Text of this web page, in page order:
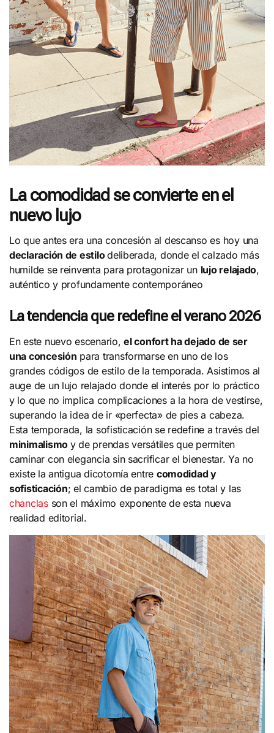
La comodidad se convierte en el
nuevo lujo
Lo que antes era una concesión al descanso es hoy una
declaración de estilodeliberada, donde el calzado más
humilde se reinventa para protagonizar un lujo relajado,
auténtico y profundamente contemporáneo
La tendencia que redefine el verano 2026
En este nuevo escenario,el confort ha dejado de ser
una concesión para transformarse en uno de los
grandes códigos de estilo de la temporada. Asistimos al
auge de un lujo relajado donde el interés por lo práctico
y lo que no implica complicaciones a la hora de vestirse,
superando la idea de ir «perfecta» de pies a cabeza.
Esta temporada, la sofisticación se redefine a través del
minimalismo y de prendas versátiles que permiten
caminar con elegancia sin sacrificar el bienestar. Ya no
existe la antigua dicotomía entre comodidad y
sofisticación; el cambio de paradigma es total y las
chanclas son el máximo exponente de esta nueva
realidad editorial.